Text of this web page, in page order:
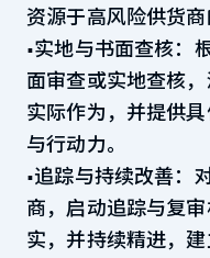
资源于高风险供货商
•实地与书面查核：
面审查或实地查核
实际作为，并提供
与行动力。
•追踪与持续改善：
商，启动追踪与复
实，并持续精进，